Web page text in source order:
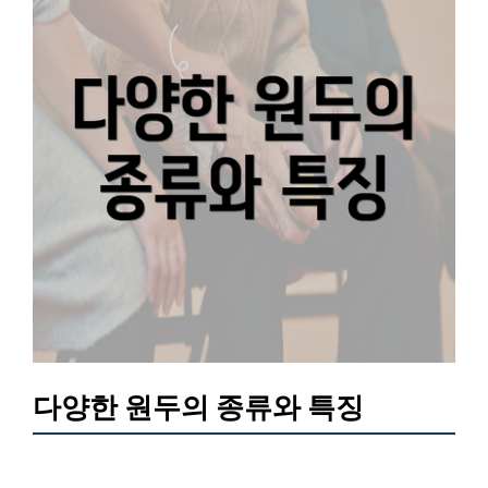
다양한 원두의 종류와 특징